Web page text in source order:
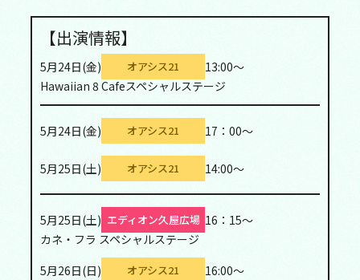
【出演情報】
5月24日(金) オアシス21
13:00～
Hawaiian 8 Cafeスペシャルステージ
5月24日(金) オアシス21 17：00～
5月25日(土) オアシス21 14:00～
5月25日(土) エディオン久屋広場 16：15～
カネ・フラ スペシャルステージ
5月26日(日)
オアシス21 16:00～